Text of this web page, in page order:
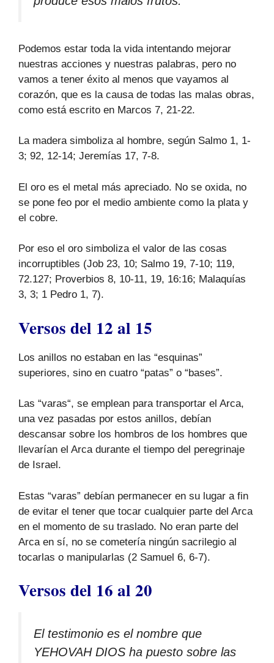
Podemos estar toda la vida intentando mejorar
nuestras acciones y nuestras palabras, pero no
vamos a tener éxito al menos que vayamos al
corazón, que es la causa de todas las malas obras,
como está escrito en Marcos 7, 21-22.
La madera simboliza al hombre, según Salmo 1, 1-
3; 92, 12-14; Jeremías 17, 7-8.
El oro es el metal más apreciado. No se oxida, no
se pone feo por el medio ambiente como la plata y
el cobre.
Por eso el oro simboliza el valor de las cosas
incorruptibles (Job 23, 10; Salmo 19, 7-10; 119,
72.127; Proverbios 8, 10-11, 19, 16:16; Malaquías
3, 3; 1 Pedro 1, 7).
Versos del 12 al 15
Los anillos no estaban en las “esquinas”
superiores, sino en cuatro “patas” o “bases”.
Las “varas“, se emplean para transportar el Arca,
una vez pasadas por estos anillos, debían
descansar sobre los hombros de los hombres que
llevarían el Arca durante el tiempo del peregrinaje
de Israel.
Estas “varas” debían permanecer en su lugar a fin
de evitar el tener que tocar cualquier parte del Arca
en el momento de su traslado. No eran parte del
Arca en sí, no se cometería ningún sacrilegio al
tocarlas o manipularlas (2 Samuel 6, 6-7).
Versos del 16 al 20
El testimonio es el nombre que
YEHOVAH DIOS ha puesto sobre las